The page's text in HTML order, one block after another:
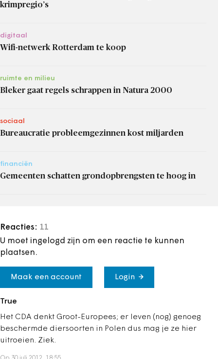
krimpregio’s
digitaal
Wifi-netwerk Rotterdam te koop
ruimte en milieu
Bleker gaat regels schrappen in Natura 2000
sociaal
Bureaucratie probleemgezinnen kost miljarden
financiën
Gemeenten schatten grondopbrengsten te hoog in
Reacties: 11
U moet ingelogd zijn om een reactie te kunnen
plaatsen.
Maak een account Login
True
Het CDA denkt Groot-Europees; er leven (nog) genoeg
beschermde diersoorten in Polen dus mag je ze hier
uitroeien. Ziek.